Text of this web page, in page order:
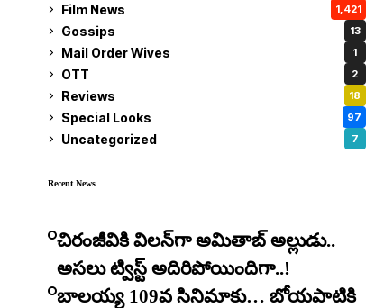
Film News 1,421
Gossips 13
Mail Order Wives 1
OTT 2
Reviews 18
Special Looks 97
Uncategorized 7
Recent News
చిరంజీవికి విలన్‌గా అమితాబ్ అల్లుడు..
అసలు ట్విస్ట్ అదిరిపోయిందిగా..!
బాలయ్య 109వ సినిమాకు… బోయపాటికి